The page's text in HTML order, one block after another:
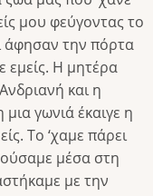
μου φεύγοντας το
άφησαν την πόρτα
εμείς. Η μητέρα
και η
γωνιά έκαιγε η
Το ‘χαμε πάρει
μέσα στη
με την